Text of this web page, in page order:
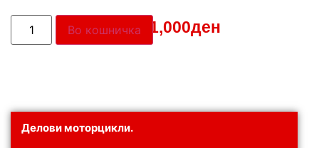
Делови моторцикли.
Цена: 1,000ден
Во кошничка